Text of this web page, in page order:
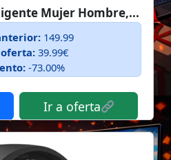
Mujer Hombre,...
149.99
39.99€
-73.00%
Ir a oferta